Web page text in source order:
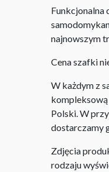
Funkcjonalna
najnowszym
Cena szafki
W każdym z
kompleksową
Polski. W
dostarczamy
Zdjęcia
rodzaju